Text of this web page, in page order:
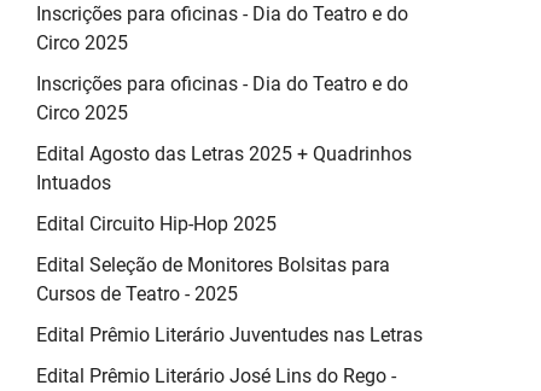
Inscrições para oficinas - Dia do Teatro e do
Circo 2025
Inscrições para oficinas - Dia do Teatro e do
Circo 2025
Edital Agosto das Letras 2025 + Quadrinhos
Intuados
Edital Circuito Hip-Hop 2025
Edital Seleção de Monitores Bolsitas para
Cursos de Teatro - 2025
Edital Prêmio Literário Juventudes nas Letras
Edital Prêmio Literário José Lins do Rego -